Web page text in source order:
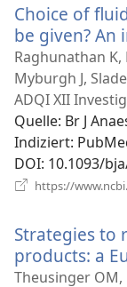
Choice of
be given? An
Raghunathan K,
Myburgh J,
ADQI XII
Quelle‎: Br J
Indiziert‎:
DOI‎: 10.1093/
https://
Strategies to
products: a
Theusinger OM,